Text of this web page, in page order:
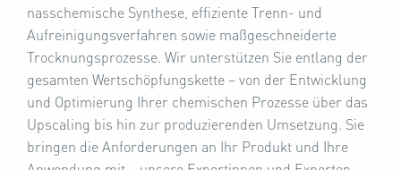
nasschemische Synthese, effiziente Trenn- und
Aufreinigungsverfahren sowie maßgeschneiderte
Trocknungsprozesse. Wir unterstützen Sie entlang der
gesamten Wertschöpfungskette – von der Entwicklung
und Optimierung Ihrer chemischen Prozesse über das
Upscaling bis hin zur produzierenden Umsetzung. Sie
bringen die Anforderungen an Ihr Produkt und Ihre